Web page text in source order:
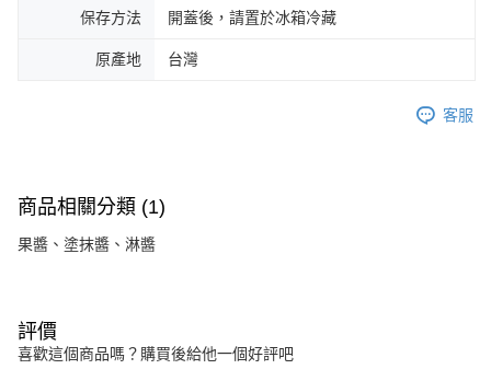
保存方法 開蓋後，請置於冰箱冷藏
原產地 台灣
客服
商品相關分類 (1)
果醬、塗抹醬、淋醬
評價
喜歡這個商品嗎？購買後給他一個好評吧